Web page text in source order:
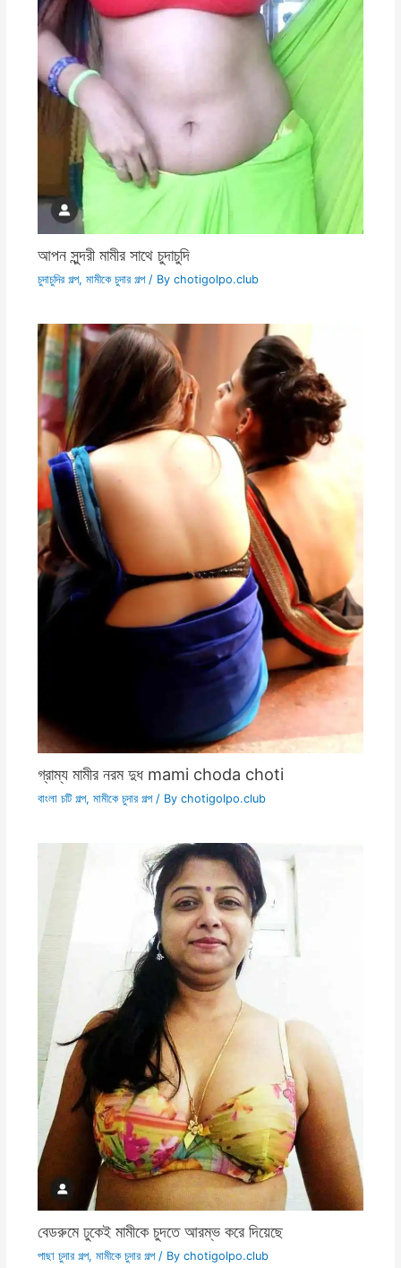
আপন সুন্দরী মামীর সাথে চুদাচুদি
চুদাচুদির গল্প, মামীকে চুদার গল্প/ By chotigolpo.club
গ্রাম্য মামীর নরম দুধ mami choda choti
বাংলা চটি গল্প, মামীকে চুদার গল্প/ By chotigolpo.club
বেডরুমে ঢুকেই মামীকে চুদতে আরম্ভ করে দিয়েছে
পাছা চুদার গল্প, মামীকে চুদার গল্প/ By chotigolpo.club